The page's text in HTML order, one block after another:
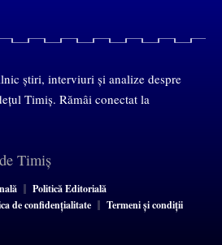
știri, interviuri și analize despre
Timiș. Rămâi conectat la
Timiș
Politică Editorială
de confidențialitate
Termeni și condiții